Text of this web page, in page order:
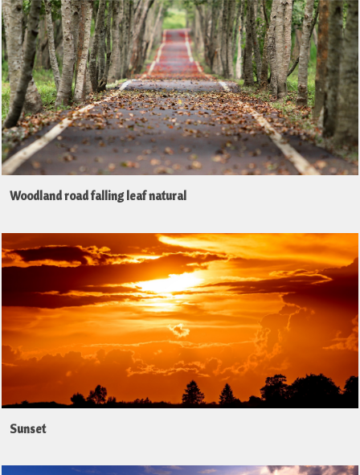
Woodland road falling leaf natural
Sunset